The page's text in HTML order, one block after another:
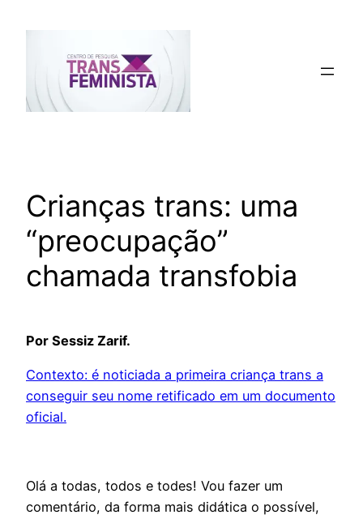
Crianças trans: uma
“preocupação”
chamada transfobia
Por Sessiz Zarif.
Contexto: é noticiada a primeira criança trans a
conseguir seu nome retificado em um documento
oficial.
Olá a todas, todos e todes! Vou fazer um
comentário, da forma mais didática o possível,